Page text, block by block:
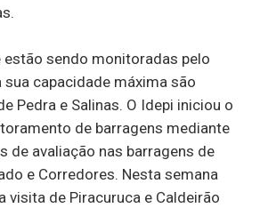
estão sendo monitoradas pelo
sua capacidade máxima são
Pedra e Salinas. O Idepi iniciou o
de barragens mediante
de avaliação nas barragens de
e Corredores. Nesta semana
visita de Piracuruca e Caldeirão